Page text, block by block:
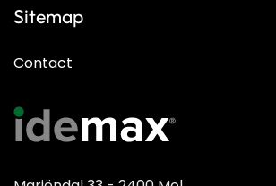
Sitemap
Contact